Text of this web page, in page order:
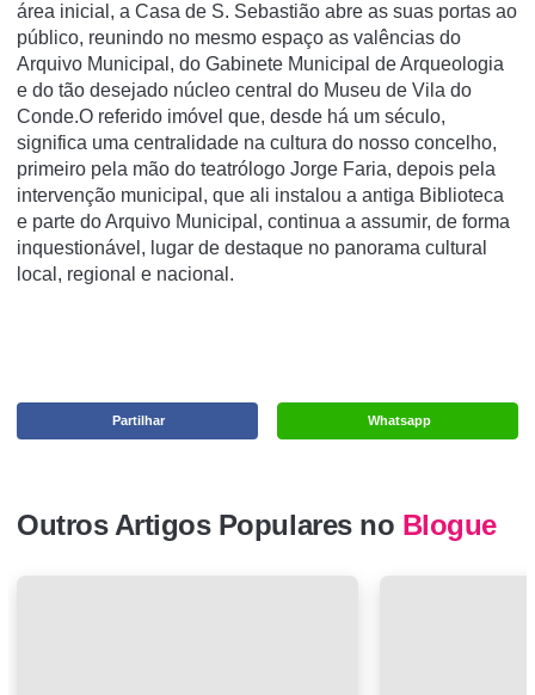
área inicial, a Casa de S. Sebastião abre as suas portas ao
público, reunindo no mesmo espaço as valências do
Arquivo Municipal, do Gabinete Municipal de Arqueologia
e do tão desejado núcleo central do Museu de Vila do
Conde.O referido imóvel que, desde há um século,
significa uma centralidade na cultura do nosso concelho,
primeiro pela mão do teatrólogo Jorge Faria, depois pela
intervenção municipal, que ali instalou a antiga Biblioteca
e parte do Arquivo Municipal, continua a assumir, de forma
inquestionável, lugar de destaque no panorama cultural
local, regional e nacional.
Whatsapp
Partilhar
Outros Artigos Populares no Blogue